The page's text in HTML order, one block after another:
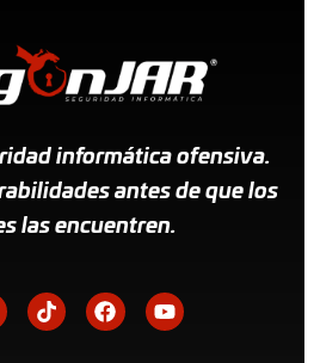
informática ofensiva.
antes de que los
las encuentren.